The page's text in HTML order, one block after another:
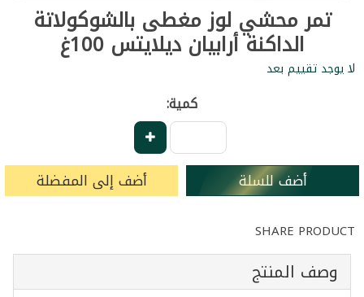
تمر محشي لوز مغطى بالشوكولاتة
الداكنة أرابيان ديلايتس 100غ
لا يوجد تقييم بعد
كمية:
أضف للسلة أضف إلى المفضلة
SHARE PRODUCT
وصف المنتج